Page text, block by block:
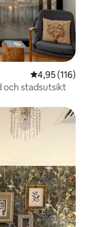
4,95 av 5 i
4,95 (116)
och stadsutsikt